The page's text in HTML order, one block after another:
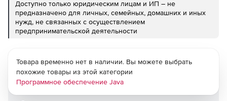
Доступно только юридическим лицам и ИП – не
предназначено для личных, семейных, домашних и иных
нужд, не связанных с осуществлением
предпринимательской деятельности
Товара временно нет в наличии. Вы можете выбрать
похожие товары из этой категории
Программное обеспечение Java